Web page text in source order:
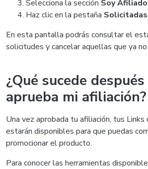
Selecciona la sección Soy
Haz clic en la pestaña Solicitadas.
En esta pantalla podrás consultar el
solicitudes y cancelar aquellas que ya
¿Qué sucede
aprueba mi afiliación?
Una vez aprobada tu afiliación, tus Links
estarán disponibles para que puedas
promocionar el producto.
Para conocer las herramientas